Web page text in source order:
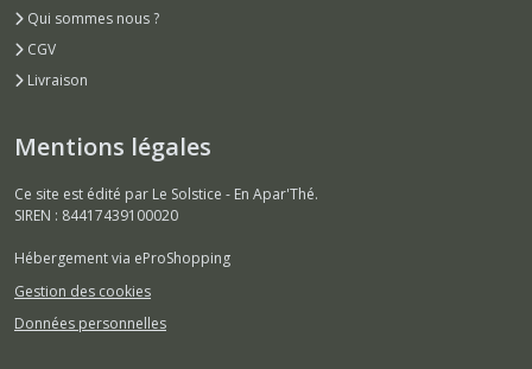
Qui sommes nous ?
CGV
Livraison
Mentions légales
Ce site est édité par Le Solstice - En Apar'Thé.
SIREN : 84417439100020
Hébergement via eProShopping
Gestion des cookies
Données personnelles